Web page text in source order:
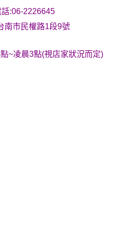
話:06-2226645
南市民權路1段9號
~凌晨3點(視店家狀況而定)